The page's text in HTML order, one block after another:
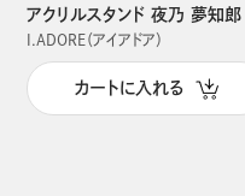
アクリルスタンド 夜乃 夢知郎
I.ADORE（アイアドア）
カートに入れる